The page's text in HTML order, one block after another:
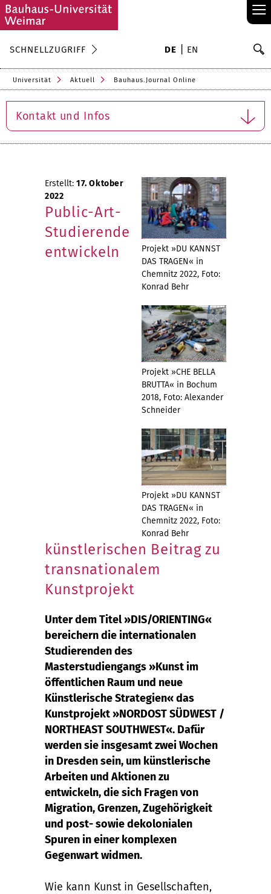
≡
SCHNELLZUGRIFF DE EN
Universität Aktuell Bauhaus.Journal Online
Kontakt und Infos
Projekt »DU KANNST
DAS TRAGEN« in
Chemnitz 2022, Foto:
Konrad Behr
Projekt »CHE BELLA
BRUTTA« in Bochum
2018, Foto: Alexander
Schneider
Projekt »DU KANNST
DAS TRAGEN« in
Chemnitz 2022, Foto:
Konrad Behr
Erstellt: 17. Oktober
2022
Public-Art-
Studierende
entwickeln
künstlerischen Beitrag zu
transnationalem
Kunstprojekt
Unter dem Titel »DIS/ORIENTING«
bereichern die internationalen
Studierenden des
Masterstudiengangs »Kunst im
öffentlichen Raum und neue
Künstlerische Strategien« das
Kunstprojekt »NORDOST SÜDWEST /
NORTHEAST SOUTHWEST«. Dafür
werden sie insgesamt zwei Wochen
in Dresden sein, um künstlerische
Arbeiten und Aktionen zu
entwickeln, die sich Fragen von
Migration, Grenzen, Zugehörigkeit
und post- sowie dekolonialen
Spuren in einer komplexen
Gegenwart widmen.
Wie kann Kunst in Gesellschaften,